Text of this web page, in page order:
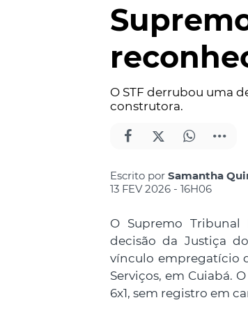
O STF derrubou uma
construtora.
Escrito por Samantha
13 FEV 2026 - 16H06
O Supremo Tribunal
decisão da Justiça
vínculo empregatício
Serviços, em Cuiabá.
6x1, sem registro em